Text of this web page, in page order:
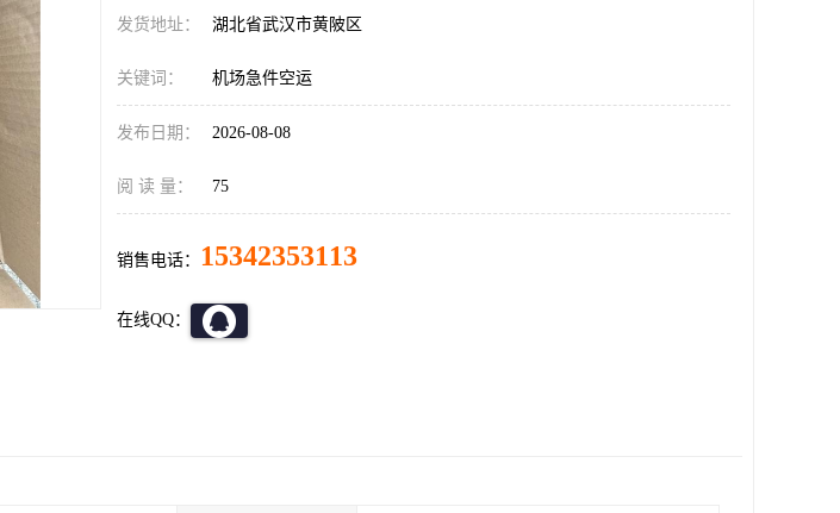
发货地址： 湖北省武汉市黄陂区
关键词： 机场急件空运
发布日期： 2026-08-08
阅 读 量： 75
销售电话： 15342353113
在线QQ：